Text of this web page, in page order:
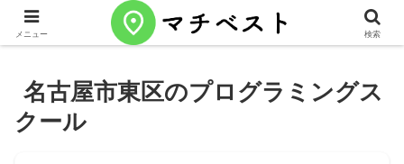
名古屋市東区のプログラミングス
クール
メニュー 検索